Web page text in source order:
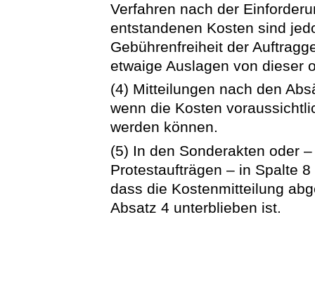
Verfahren nach der
entstandenen Kosten sind
Gebührenfreiheit der
etwaige Auslagen von dieser
(4) Mitteilungen nach den
wenn die Kosten
werden können.
(5) In den Sonderakten oder
Protestaufträgen – in Spalte
dass die Kostenmitteilung
Absatz 4 unterblieben ist.